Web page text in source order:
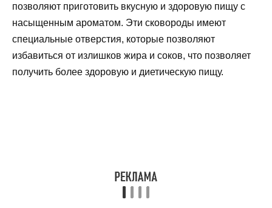
позволяют приготовить вкусную и здоровую пищу с
насыщенным ароматом. Эти сковороды имеют
специальные отверстия, которые позволяют
избавиться от излишков жира и соков, что позволяет
получить более здоровую и диетическую пищу.